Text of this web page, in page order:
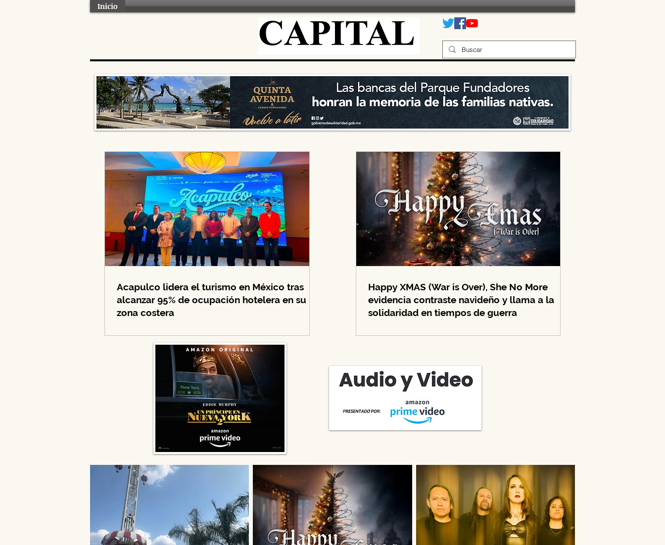
Inicio
Acapulco lidera el turismo en México tras
alcanzar 95% de ocupación hotelera en su
zona costera
Happy XMAS (War is Over), She No More
evidencia contraste navideño y llama a la
solidaridad en tiempos de guerra